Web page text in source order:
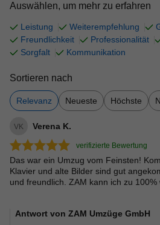
Auswählen, um mehr zu erfahren
Leistung Weiterempfehlung
Freundlichkeit
Professionalität
Sorgfalt
Kommunikation
Sortieren nach
Relevanz Neueste Höchste
VK Verena K.
verifizierte Bewertung
Das war ein Umzug vom Feinsten!
Klavier und alte Bilder sind gut
und freundlich. ZAM kann ich zu 100%
Antwort von ZAM Umzüge GmbH